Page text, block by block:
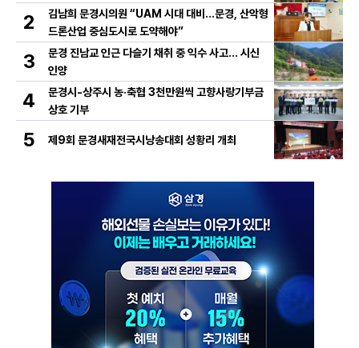
2
김남희 문경시의원 “UAM 시대 대비…문경, 산악형
드론산업 중심도시로 도약해야”
3
문경 진남교 인근 다슬기 채취 중 익수 사고… 시신
인양
4
문경시-상주시 농·축협 3천만원씩 고향사랑기부금
상호 기부
5 제9회 문경새재전국시낭송대회 성황리 개최